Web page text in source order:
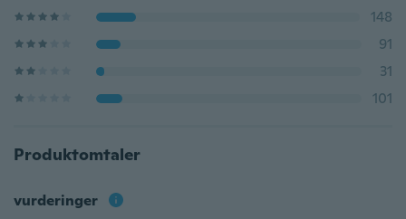
148
91
31
101
Produktomtaler
vurderinger